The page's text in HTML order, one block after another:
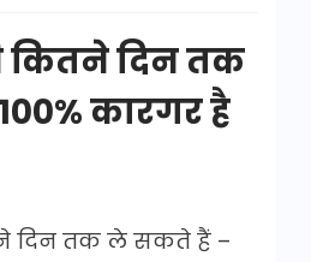
कितने दिन तक
कारगर है
दिन तक ले सकते हैं –